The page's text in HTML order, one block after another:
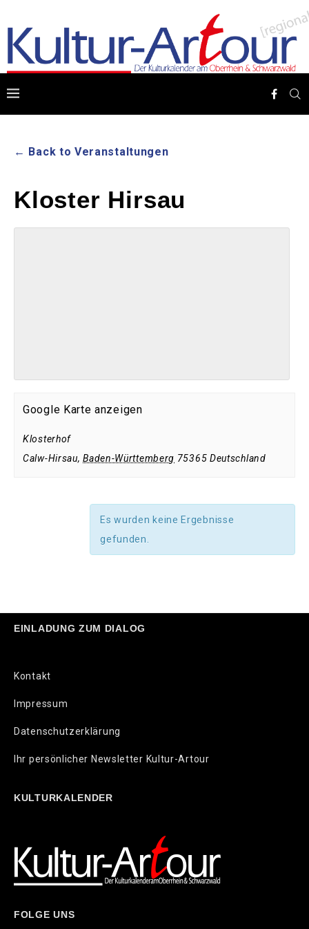
← Back to Veranstaltungen
Kloster Hirsau
Google Karte anzeigen
Klosterhof
Calw-Hirsau, Baden-Württemberg 75365 Deutschland
Es wurden keine Ergebnisse
gefunden.
EINLADUNG ZUM DIALOG
Kontakt
Impressum
Datenschutzerklärung
Ihr persönlicher Newsletter Kultur-Artour
KULTURKALENDER
FOLGE UNS